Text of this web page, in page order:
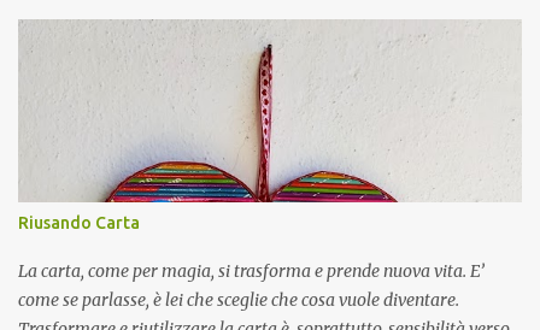
compatto nel secondo; nel colore più uniforme nel caso del feltro
già pronto e nelle finiture perché il feltro fatto da me lo cucio a
mano, quello già fatto invece lo cucio a macchina. Per le
decorazioni mi affido alla fantasia cercando spunti un po’
ovunque. Mi potete trovare su Instagram Etsy
Riusando Carta
La carta, come per magia, si trasforma e prende nuova vita. E’
come se parlasse, è lei che sceglie che cosa vuole diventare.